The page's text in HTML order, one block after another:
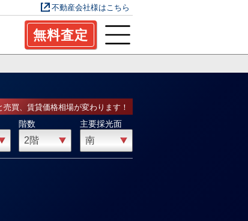
不動産会社様はこちら
無料査定
買、賃貸価格相場が変わります！
階数 主要採光面